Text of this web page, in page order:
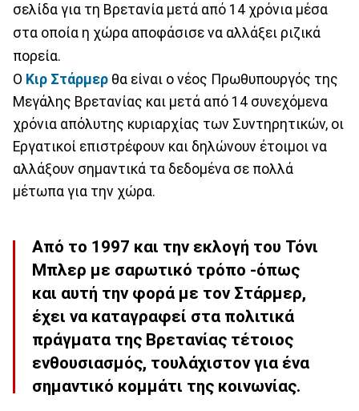
σελίδα για τη Βρετανία μετά από 14 χρόνια μέσα
στα οποία η χώρα αποφάσισε να αλλάξει ριζικά
πορεία.
Ο Κιρ Στάρμερ θα είναι ο νέος Πρωθυπουργός της
Μεγάλης Βρετανίας και μετά από 14 συνεχόμενα
χρόνια απόλυτης κυριαρχίας των Συντηρητικών, οι
Εργατικοί επιστρέφουν και δηλώνουν έτοιμοι να
αλλάξουν σημαντικά τα δεδομένα σε πολλά
μέτωπα για την χώρα.
Από το 1997 και την εκλογή του Τόνι
Μπλερ με σαρωτικό τρόπο -όπως
και αυτή την φορά με τον Στάρμερ,
έχει να καταγραφεί στα πολιτικά
πράγματα της Βρετανίας τέτοιος
ενθουσιασμός, τουλάχιστον για ένα
σημαντικό κομμάτι της κοινωνίας.